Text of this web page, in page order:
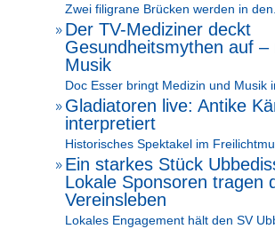
Zwei filigrane Brücken werden in
9 Der TV-Mediziner deckt
Gesundheitsmythen auf –
Musik
Doc Esser bringt Medizin und Musik
9 Gladiatoren live: Antike
interpretiert
Historisches Spektakel im
9 Ein starkes Stück
Lokale Sponsoren tragen
Vereinsleben
Lokales Engagement hält den SV